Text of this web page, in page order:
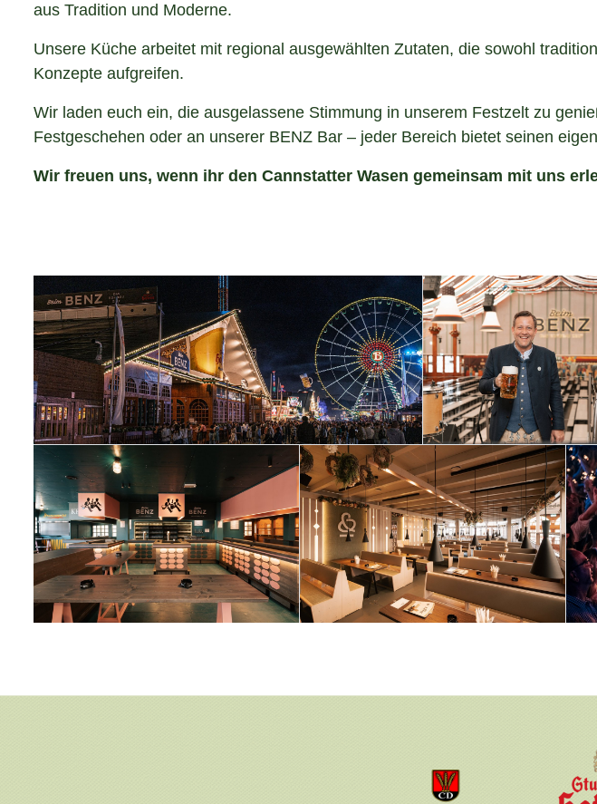
aus Tradition und Moderne.
Unsere Küche arbeitet mit regional ausgewählten Zutaten, die sowohl
Konzepte aufgreifen.
Wir laden euch ein, die ausgelassene Stimmung in unserem Festzelt zu
Festgeschehen oder an unserer BENZ Bar – jeder Bereich bietet seinen
Wir freuen uns, wenn ihr den Cannstatter Wasen gemeinsam mit uns